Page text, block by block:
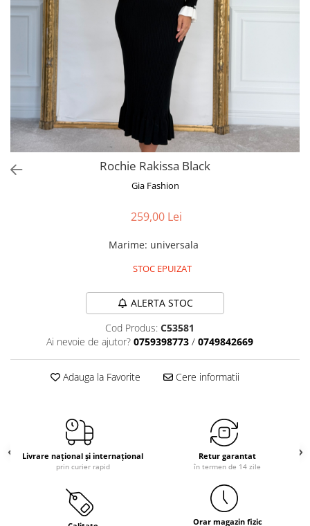
Bluze
Pantaloni
Veste
Paltoane
Sacouri
Traditional
Rochie Rakissa Black
Gia Fashion
259,00 Lei
Marime: universala
STOC EPUIZAT
ALERTA STOC
Cod Produs: C53581
Ai nevoie de ajutor? 0759398773 / 0749842669
Adauga la Favorite Cere informatii
Livrare național și internațional
prin curier rapid
Retur garantat
în termen de 14 zile
Orar magazin fizic